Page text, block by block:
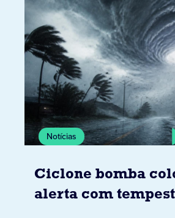
Notícias
Ciclone bomba
alerta com